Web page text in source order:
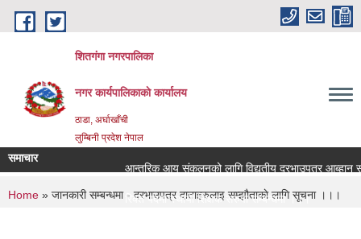
Skip to main content
शितगंगा नगरपालिका
नगर कार्यपालिकाकाे कार्यालय
ठाडा, अर्घाखाँची
लुम्बिनी प्रदेश नेपाल
समाचार
आन्तरिक आय संकलनको लागि विद्युतीय दरभाउपत्र आब्हान
रिक्त पदमा स्थायी शिक्षक सरुवा सम्बन्धमा ।।।
You are here
Home » जानकारी सम्बन्धमा - दरभाउपत्र दाताहरुलाइ सम्झौताकाे लागि सूचना ।।।